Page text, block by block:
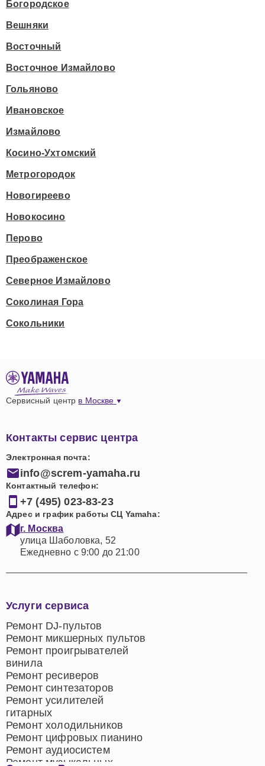
Богородское
Вешняки
Восточный
Восточное Измайлово
Гольяново
Ивановское
Измайлово
Косино-Ухтомский
Метрогородок
Новогиреево
Новокосино
Перово
Преображенское
Северное Измайлово
Соколиная Гора
Сокольники
Сервисный центр в Москве
Контакты сервис центра
Электронная почта:
info@screm-yamaha.ru
Контактный телефон:
+7 (495) 023-83-23
Адрес и график работы СЦ Yamaha:
г. Москва
улица Шаболовка, 52
Ежедневно с 9:00 до 21:00
Услуги сервиса
Ремонт DJ-пультов
Ремонт микшерных пультов
Ремонт проигрывателей
винила
Ремонт ресиверов
Ремонт синтезаторов
Ремонт усилителей
гитарных
Ремонт холодильников
Ремонт цифровых пианино
Ремонт аудиосистем
Ремонт музыкальных